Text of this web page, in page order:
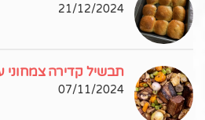
21/12/2024
תבשיל קדירה צמחוני
07/11/2024